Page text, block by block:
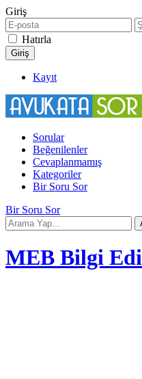
Giriş
Hatırla
Kayıt
Sorular
Beğenilenler
Cevaplanmamış
Kategoriler
Bir Soru Sor
Bir Soru Sor
MEB Bilgi